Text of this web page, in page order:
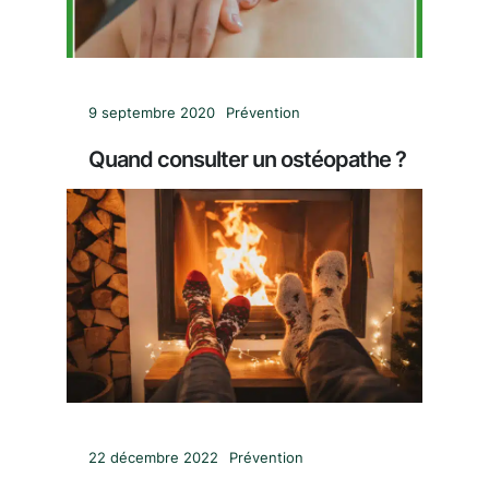
9 septembre 2020 Prévention
Quand consulter un ostéopathe ?
22 décembre 2022 Prévention